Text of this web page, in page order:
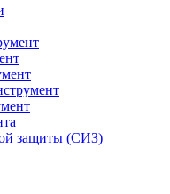
защиты (СИЗ)